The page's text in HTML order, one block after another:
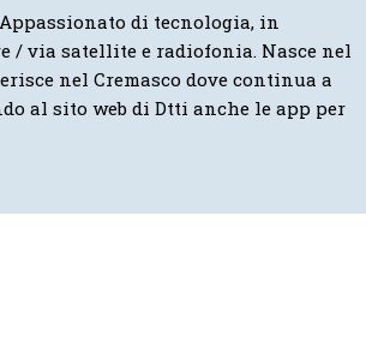
di tecnologia, in
via satellite e radiofonia. Nasce nel
nel Cremasco dove continua a
al sito web di Dtti anche le app per